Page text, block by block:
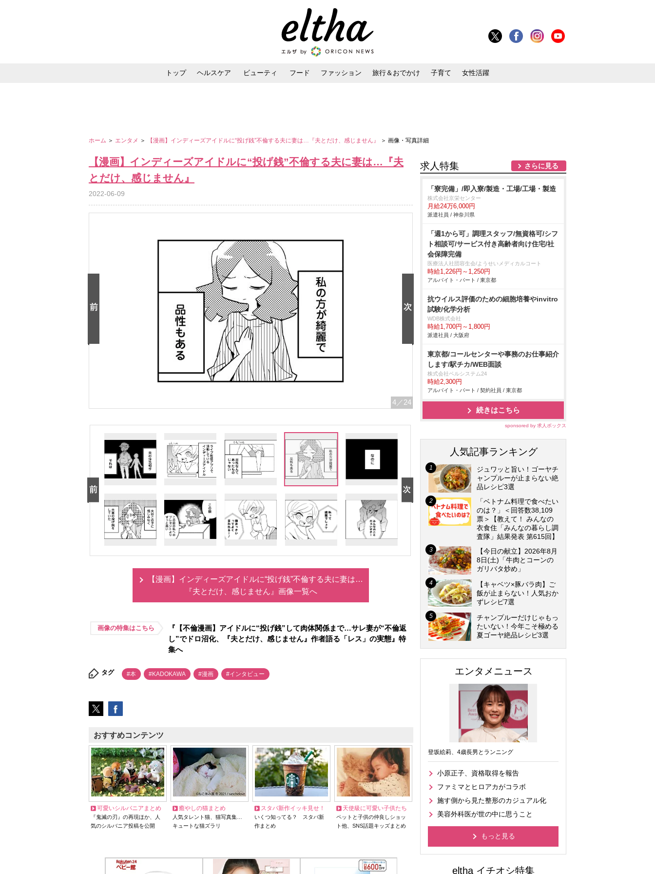
トップ ヘルスケア ビューティ フード ファッション 旅行＆おでかけ 子育て 女性活躍
ホーム ＞ エンタメ ＞ 【漫画】インディーズアイドルに“投げ銭”不倫する夫に妻は…『夫とだけ、感じません』 ＞ 画像・写真詳細
【漫画】インディーズアイドルに“投げ銭”不倫する夫に妻は…『夫
とだけ、感じません』
2022-06-09
4 ／24
【漫画】インディーズアイドルに“投げ銭”不倫する夫に妻は…
『夫とだけ、感じません』画像一覧へ
画像の特集はこちら
『【不倫漫画】アイドルに“投げ銭”して肉体関係まで…サレ妻が“不倫返
し”でドロ沼化、『夫とだけ、感じません』作者語る「レス」の実態』特
集へ
タグ #本 #KADOKAWA #漫画 #インタビュー
おすすめコンテンツ
可愛いシルバニアまとめ
『鬼滅の刃』の再現ほか、人
気のシルバニア投稿を公開
癒やしの猫まとめ
人気タレント猫、猫写真集…
キュートな猫ズラリ
スタバ新作イッキ見せ！
いくつ知ってる？ スタバ新
作まとめ
天使級に可愛い子供たち
ペットと子供の仲良しショッ
ト他、SNS話題キッズまとめ
求人特集 さらに見る
「寮完備」/即入寮/製造・工場/工場・製造
株式会社京栄センター
月給24万6,000円
派遣社員 / 神奈川県
「週1から可」調理スタッフ/無資格可/シフ
ト相談可/サービス付き高齢者向け住宅/社
会保障完備
医療法人社団容生会/ようせいメディカルコート
時給1,226円～1,250円
アルバイト・パート / 東京都
抗ウイルス評価のための細胞培養やinvitro
試験/化学分析
WDB株式会社
時給1,700円～1,800円
派遣社員 / 大阪府
東京都/コールセンターや事務のお仕事紹介
します/駅チカ/WEB面談
株式会社ベルシステム24
時給2,300円
アルバイト・パート / 契約社員 / 東京都
続きはこちら
sponsored by 求人ボックス
人気記事ランキング
ジュワッと旨い！ゴーヤチ
ャンプルーが止まらない絶
品レシピ3選
「ベトナム料理で食べたい
のは？」＜回答数38,109
票＞【教えて！ みんなの
衣食住「みんなの暮らし調
査隊」結果発表 第615回】
【今日の献立】2026年8月
8日(土)「牛肉とコーンの
ガリバタ炒め」
【キャベツ×豚バラ肉】ご
飯が止まらない！人気おか
ずレシピ7選
チャンプルーだけじゃもっ
たいない！今年こそ極める
夏ゴーヤ絶品レシピ3選
エンタメニュース
登坂絵莉、4歳長男とランニング
小原正子、資格取得を報告
ファミマとヒロアカがコラボ
施す側から見た整形のカジュアル化
美容外科医が世の中に思うこと
もっと見る